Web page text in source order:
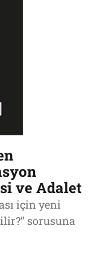
ve Adalet
için yeni
sorusuna